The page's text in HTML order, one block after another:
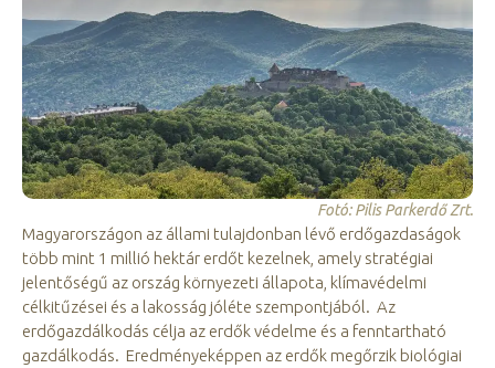
Fotó: Pilis Parkerdő Zrt.
Magyarországon az állami tulajdonban lévő erdőgazdaságok
több mint 1 millió hektár erdőt kezelnek, amely stratégiai
jelentőségű az ország környezeti állapota, klímavédelmi
célkitűzései és a lakosság jóléte szempontjából. Az
erdőgazdálkodás célja az erdők védelme és a fenntartható
gazdálkodás. Eredményeképpen az erdők megőrzik biológiai